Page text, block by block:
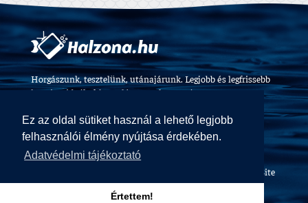
Ez az oldal sütiket használ a lehető legjobb
felhasználói élmény nyújtása érdekében.
Adatvédelmi tájékoztató
Értettem!
Horgászunk, tesztelünk, utánajárunk. Legjobb és legfrissebb
Web design and Site